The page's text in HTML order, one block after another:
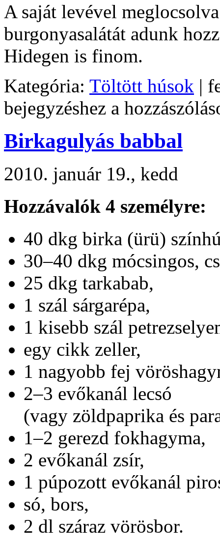
A saját levével
burgonyasalátát adunk
Hidegen is finom.
Kategória: Töltött húsok |
bejegyzéshez a
Birkagulyás babbal
2010. január 19., kedd
Hozzávalók 4 személyre:
40 dkg birka (ürü)
30–40 dkg mócsingos,
25 dkg tarkabab,
1 szál sárgarépa,
1 kisebb szál
egy cikk zeller,
1 nagyobb fej
2–3 evőkanál lecsó
(vagy zöldpaprika és
1–2 gerezd fokhagyma,
2 evőkanál zsír,
1 púpozott evőkanál
só, bors,
2 dl száraz vörösbor.